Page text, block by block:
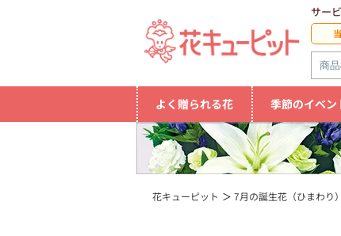
サー
よく贈られる花 季節のイベン
花キューピット 7月の誕生花（ひまわり）